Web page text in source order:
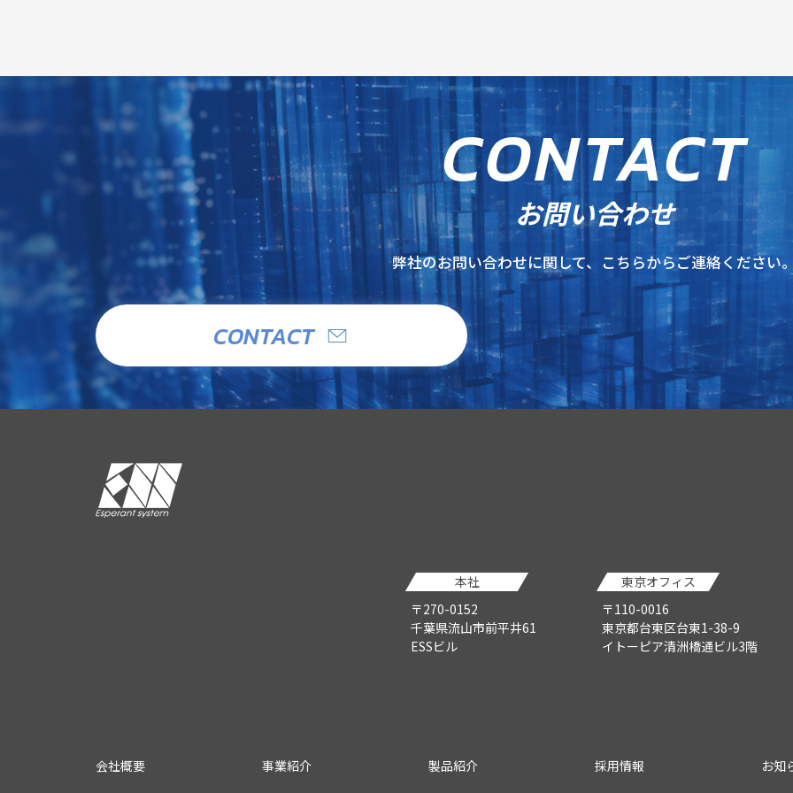
CONTACT
お問い合わせ
弊社のお問い合わせに関して、こちらからご連絡ください
CONTACT
本社
〒270-0152
千葉県流山市前平井61
ESSビル
東京オフィス
〒110-0016
東京都台東区台東1-38-9
イトーピア清洲橋通ビル3階
会社概要 事業紹介 製品紹介 採用情報 お知